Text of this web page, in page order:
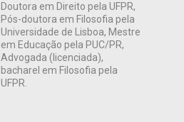
Doutora em Direito pela UFPR,
Pós-doutora em Filosofia pela
Universidade de Lisboa, Mestre
em Educação pela PUC/PR,
Advogada (licenciada),
bacharel em Filosofia pela
UFPR.